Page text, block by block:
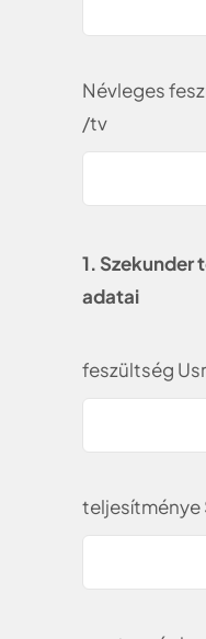
Névleges
/tv
1. Szekunder
adatai
feszültség Usr
teljesítménye